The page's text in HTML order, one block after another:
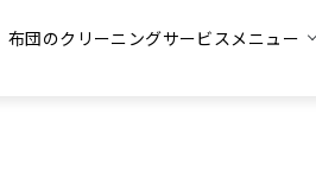
布団のクリーニングサービスメニュー